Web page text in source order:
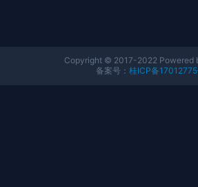
Copyright © 2017-2022 Powered
备案号： 桂ICP备